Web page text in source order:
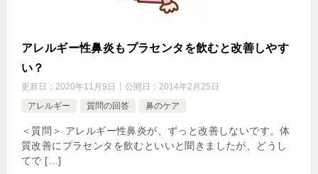
アレルギー性鼻炎もプラセンタを飲むと改善しやす
い？
更新日： 2020年11月9日 公開日： 2014年2月25日
アレルギー
質問の回答 鼻のケア
＜質問＞ アレルギー性鼻炎が、ずっと改善しないです。体
質改善にプラセンタを飲むといいと聞きましたが、どうし
てで […]